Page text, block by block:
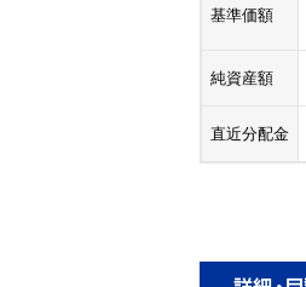
基準価額
純資産額
直近分配金